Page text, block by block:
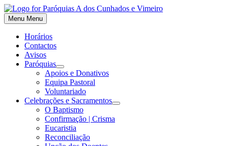
Skip
to
content
Menu Menu
Horários
Contactos
Avisos
Paróquias
Show
sub
menu
Apoios e Donativos
Equipa Pastoral
Voluntariado
Celebrações e Sacramentos
Show
O Baptismo
Confirmação | Crisma
Eucaristia
Reconciliação